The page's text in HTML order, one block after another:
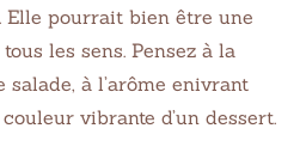
Elle pourrait bien être une
les sens. Pensez à la
salade, à l’arôme enivrant
vibrante d’un dessert.